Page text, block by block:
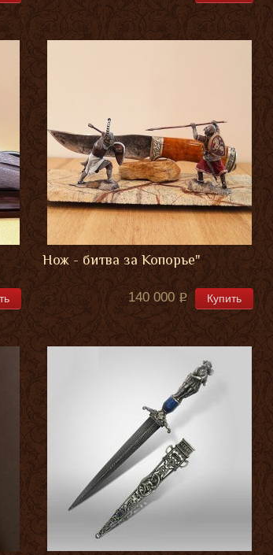
Нож - битва за Копорье"
140 000 Купить